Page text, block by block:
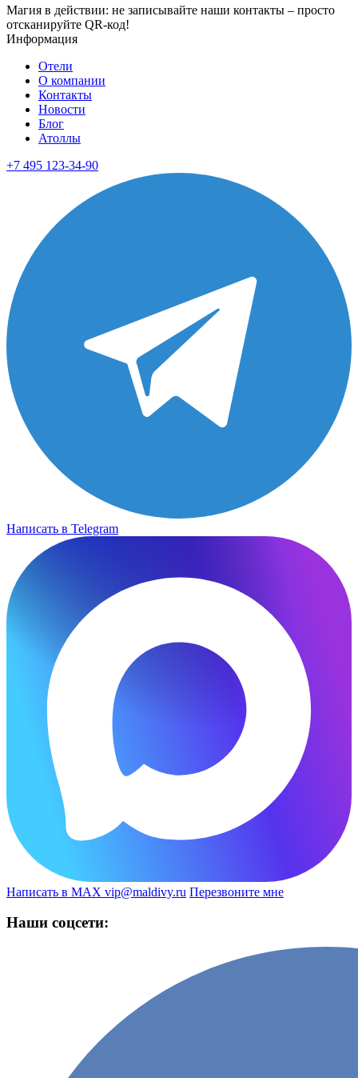
Магия в действии: не записывайте наши контакты – просто
отсканируйте QR-код!
Информация
Отели
О компании
Контакты
Новости
Блог
Атоллы
+7 495 123-34-90
Написать в Telegram
Написать в MAX vip@maldivy.ru Перезвоните мне
Наши соцсети: